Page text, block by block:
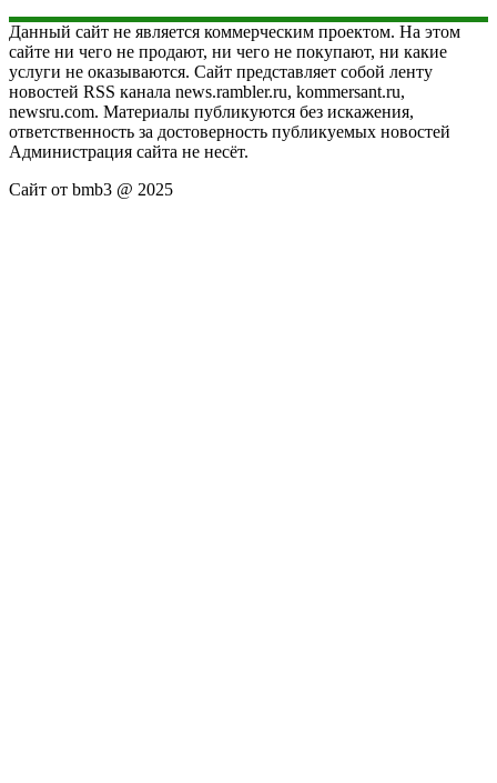
Данный сайт не является коммерческим проектом. На этом
сайте ни чего не продают, ни чего не покупают, ни какие
услуги не оказываются. Сайт представляет собой ленту
новостей RSS канала news.rambler.ru, kommersant.ru,
newsru.com. Материалы публикуются без искажения,
ответственность за достоверность публикуемых новостей
Администрация сайта не несёт.
Сайт от bmb3 @ 2025